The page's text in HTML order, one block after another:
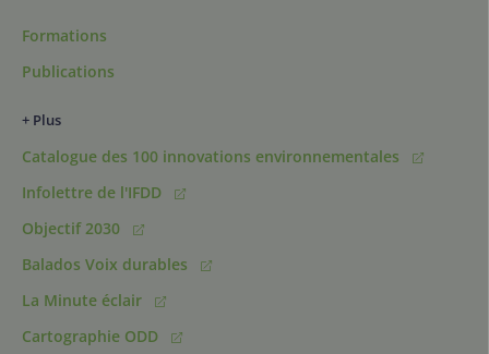
Formations
Publications
+ Plus
Catalogue des 100 innovations environnementales
Infolettre de l'IFDD
Objectif 2030
Balados Voix durables
La Minute éclair
Cartographie ODD